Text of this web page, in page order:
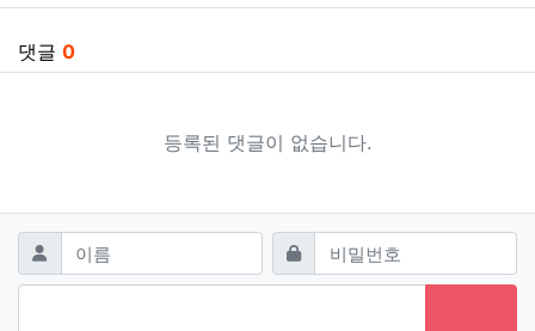
댓글 0
등록된 댓글이 없습니다.
댓글쓰기
이름 필수 비밀번호필수